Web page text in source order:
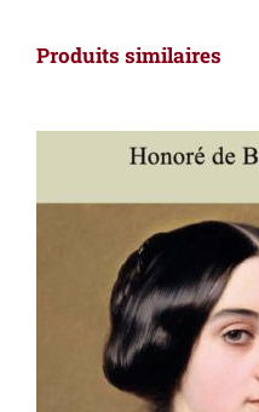
Produits similaires
AJOUTER AU PANIER